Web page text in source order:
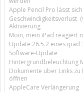
Apple Pencil Pro lässt
Aktivierung
Moin, mein iPad reagiert
Update 26.5.2 eines ipad
Software-Update
Hintergrundbeleuchtung
Dokumente über Links
öffnen
AppleCare Verlängerung